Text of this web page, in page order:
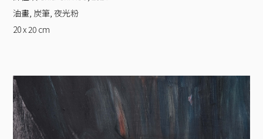
油畫, 炭筆, 夜光粉
20 x 20 cm